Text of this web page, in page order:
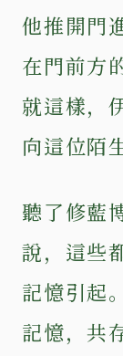
他推開門
在門前方
就這樣，
向這位陌
聽了修藍
說，這些
記憶引起
記憶，共